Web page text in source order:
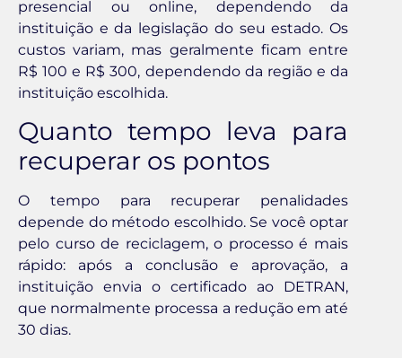
presencial ou online, dependendo da
instituição e da legislação do seu estado. Os
custos variam, mas geralmente ficam entre
R$ 100 e R$ 300, dependendo da região e da
instituição escolhida.
Quanto tempo leva para
recuperar os pontos
O tempo para recuperar penalidades
depende do método escolhido. Se você optar
pelo curso de reciclagem, o processo é mais
rápido: após a conclusão e aprovação, a
instituição envia o certificado ao DETRAN,
que normalmente processa a redução em até
30 dias.